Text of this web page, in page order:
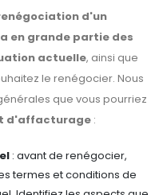
d'un
en grande partie des
actuelle, ainsi que
le renégocier. Nous
que vous pourriez
d'affacturage :
: avant de renégocier,
termes et conditions de